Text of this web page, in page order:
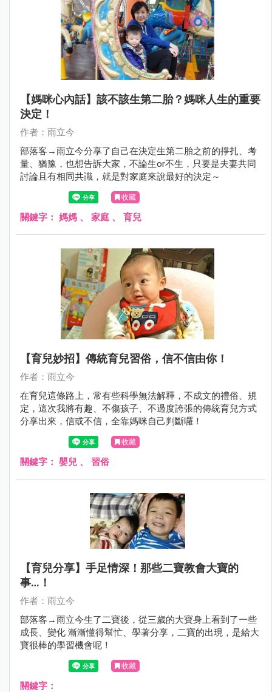
【媽咪心內話】該不該生第二胎？媽咪人生的重要
決定！
作者：雨立今
部落客→雨立今分享了自己在決定生第二胎之前的掙扎、考
量、猶豫，也想告訴大家，不論生or不生，只要是夫妻共同
討論且有相同共識，就是對家庭來說最好的決定～
收藏
關鍵字： 媽媽 、 家庭 、 育兒
【育兒妙招】傳統育兒習俗，信不信由你！
作者：雨立今
在育兒這條路上，常有些科學無法解釋，不成文的禮俗、規
定，這次我將有趣、不傷孩子、不過度誇張的傳統育兒方式
分享出來，信或不信，全靠媽咪自己判斷囉！
收藏
關鍵字： 嬰兒 、 習俗
【育兒分享】手足情深！那些二寶教會大寶的
事…！
作者：雨立今
部落客→雨立今生了二寶後，從三歲的大寶身上看到了一些
成長、變化 漸漸懂得幫忙、學著分享，二寶的出現，是給大
寶很棒的學習機會呢！
收藏
關鍵字：